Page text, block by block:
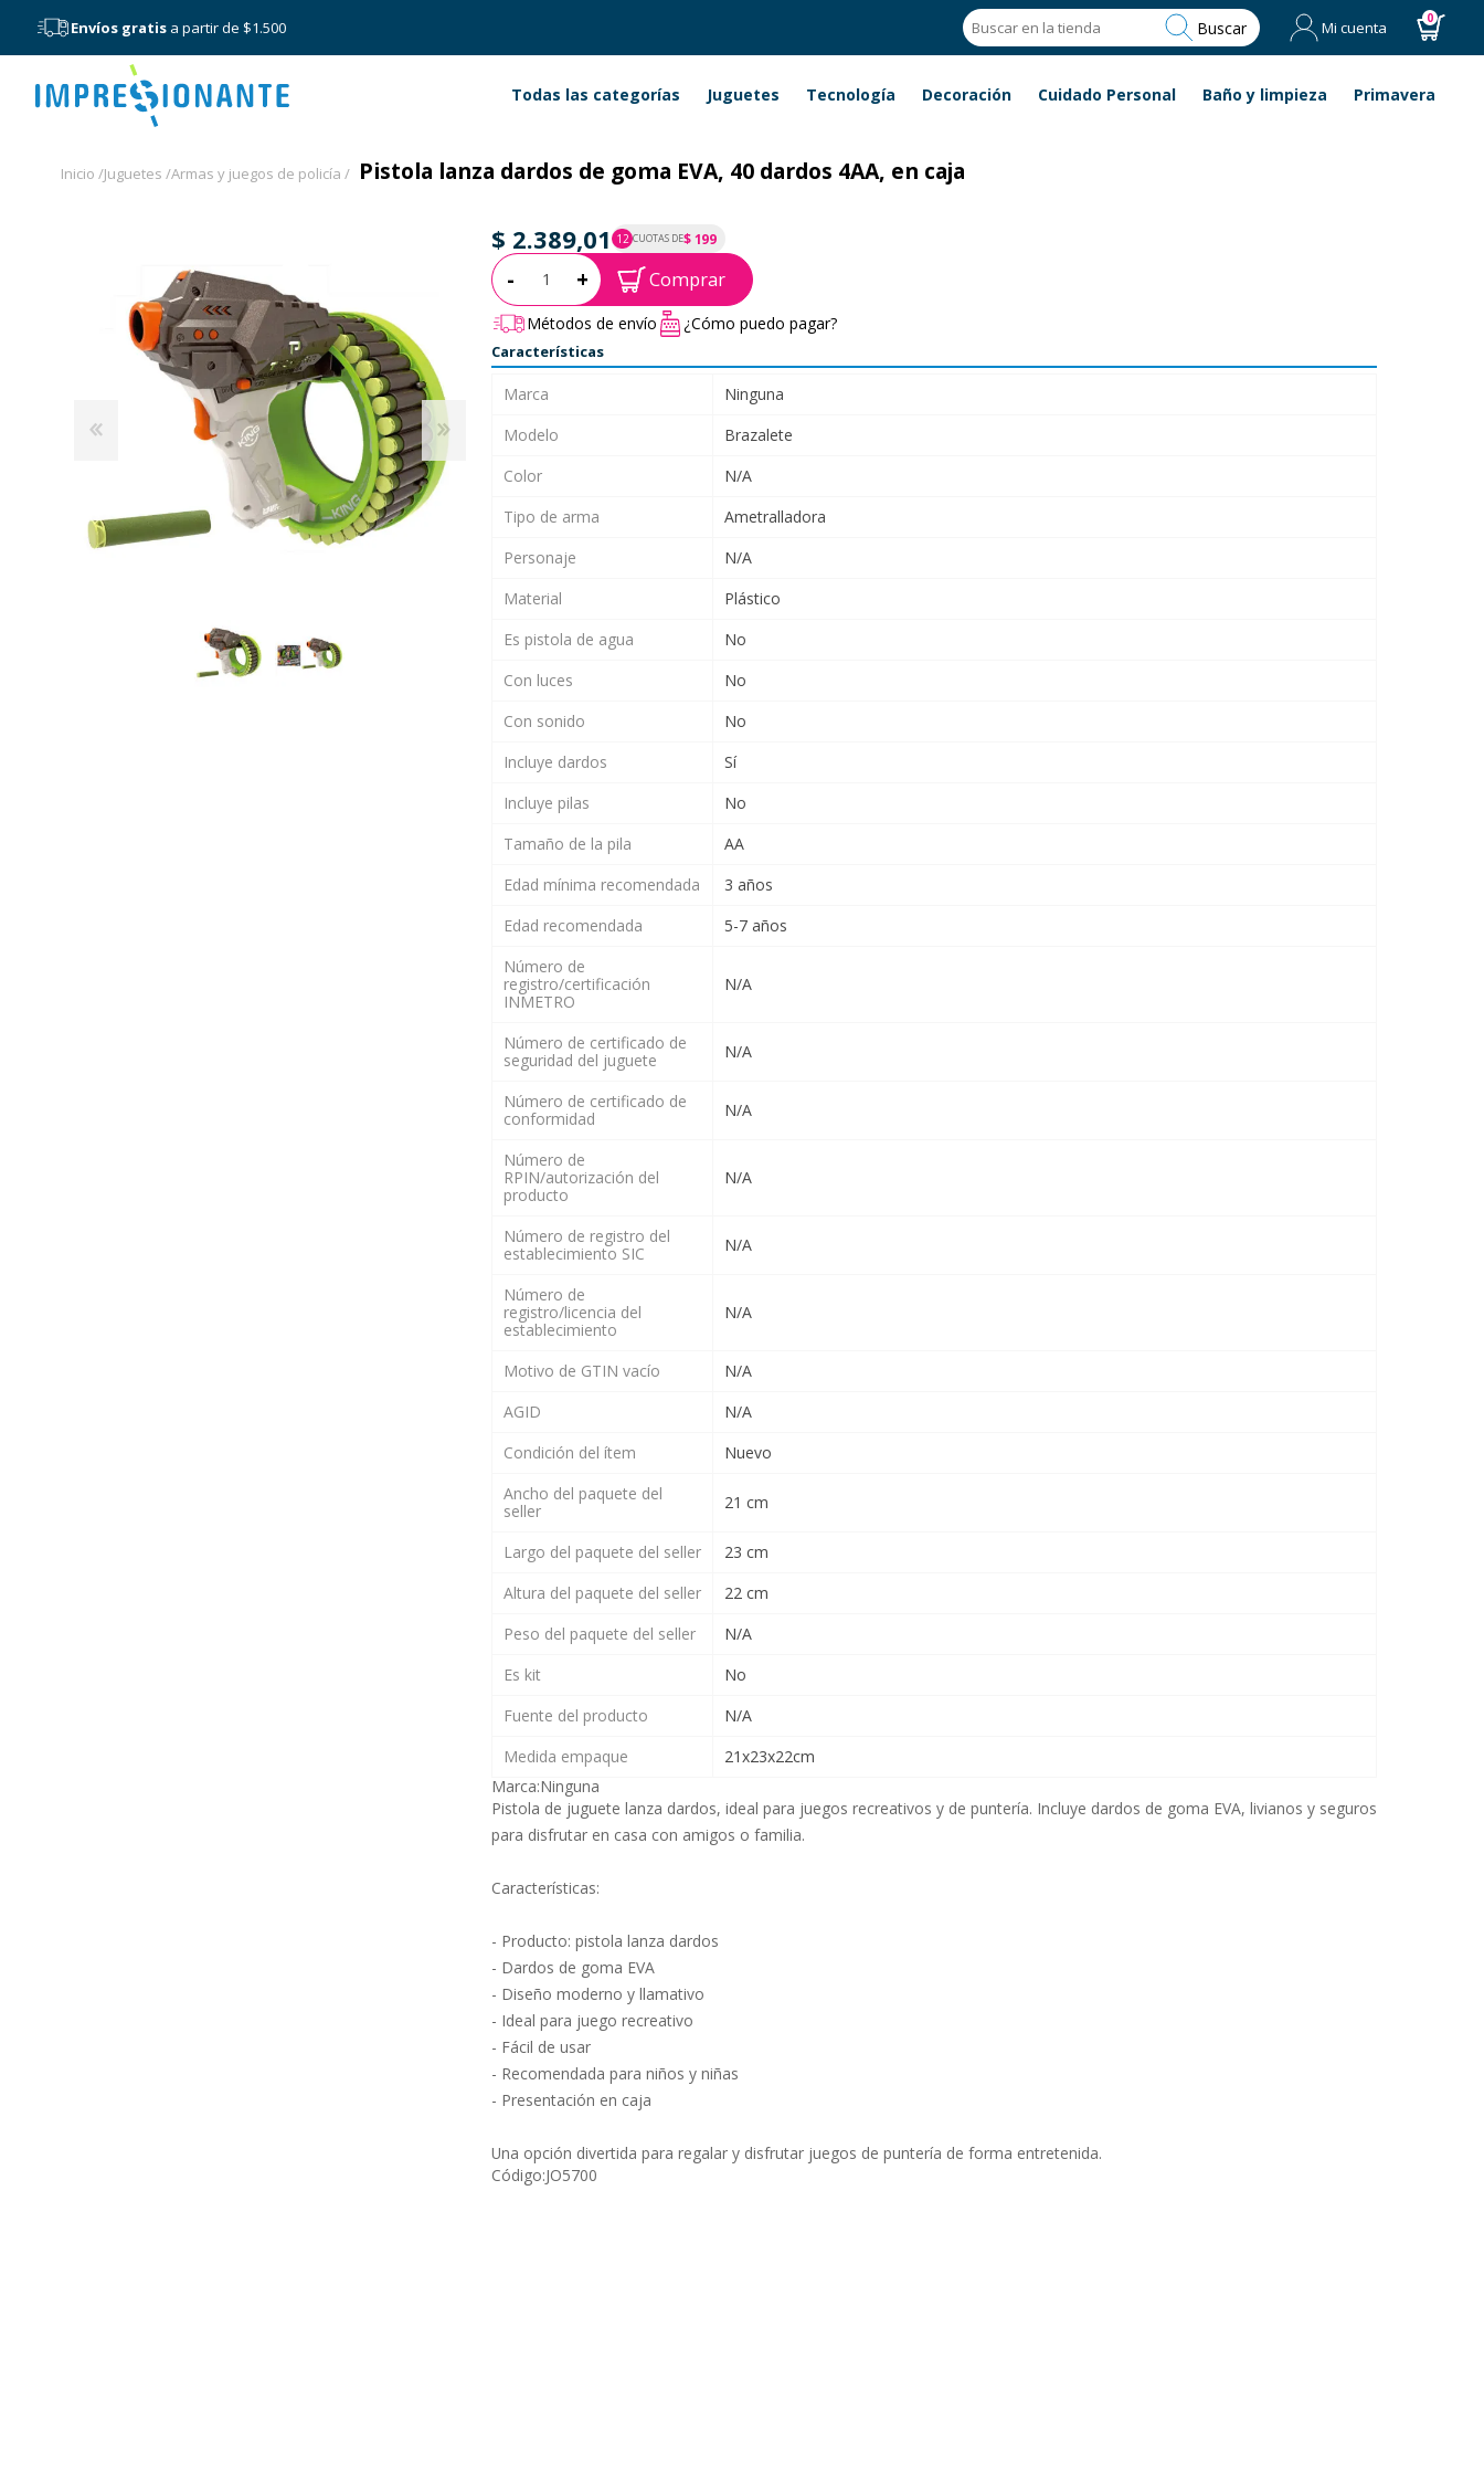
Envíos gratis a partir de $1.500 Buscar Mi cuenta 0
Menú Todas las categorías Juguetes Tecnología Decoración Cuidado Personal Baño y limpieza Primavera
Inicio /Juguetes /Armas y juegos de policía / Pistola lanza dardos de goma EVA, 40 dardos 4AA, en caja
$ 2.389,01 12 CUOTAS DE$ 199
P.T.F. $ 2.389
Cantidad:
- + Comprar
Métodos de envío ¿Cómo puedo pagar?
Características
Marca
Ninguna
Modelo
Brazalete
Color
N/A
Tipo de arma
Ametralladora
Personaje
N/A
Material
Plástico
Es pistola de agua
No
Con luces
No
Con sonido
No
Incluye dardos
Sí
Incluye pilas
No
Tamaño de la pila
AA
Edad mínima recomendada
3 años
Edad recomendada
5-7 años
Número de
registro/certificación
INMETRO
N/A
Número de certificado de
seguridad del juguete
N/A
Número de certificado de
conformidad
N/A
Número de
RPIN/autorización del
producto
N/A
Número de registro del
establecimiento SIC
N/A
Número de
registro/licencia del
establecimiento
N/A
Motivo de GTIN vacío
N/A
AGID
N/A
Condición del ítem
Nuevo
Ancho del paquete del
seller
21 cm
Largo del paquete del seller
23 cm
Altura del paquete del seller
22 cm
Peso del paquete del seller
N/A
Es kit
No
Fuente del producto
N/A
Medida empaque
21x23x22cm
Marca:Ninguna
Pistola de juguete lanza dardos, ideal para juegos recreativos y de puntería. Incluye dardos de goma EVA, livianos y seguros
para disfrutar en casa con amigos o familia.
Características:
- Producto: pistola lanza dardos
- Dardos de goma EVA
- Diseño moderno y llamativo
- Ideal para juego recreativo
- Fácil de usar
- Recomendada para niños y niñas
- Presentación en caja
Una opción divertida para regalar y disfrutar juegos de puntería de forma entretenida.
Código:JO5700